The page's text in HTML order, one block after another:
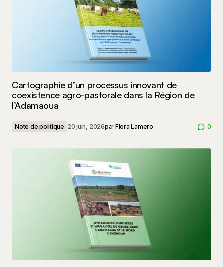
Cartographie d’un processus innovant de
coexistence agro-pastorale dans la Région de
l’Adamaoua
Note de politique 20 juin, 2026par Flora Lamero 0